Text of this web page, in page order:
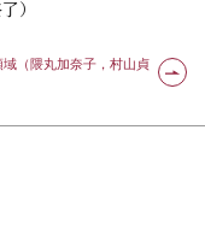
）
域（隈丸加奈子，村山貞